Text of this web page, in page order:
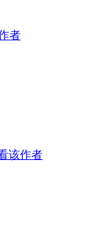
者
该作者